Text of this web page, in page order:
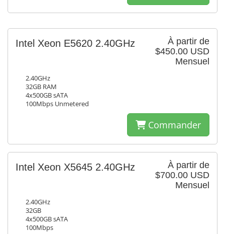
À partir de
$450.00 USD
Mensuel
Intel Xeon E5620 2.40GHz
2.40GHz
32GB RAM
4x500GB sATA
100Mbps Unmetered
Commander
À partir de
$700.00 USD
Mensuel
Intel Xeon X5645 2.40GHz
2.40GHz
32GB
4x500GB sATA
100Mbps